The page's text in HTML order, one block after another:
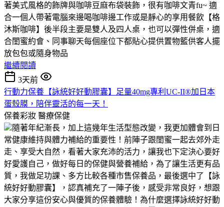
著美式風格的飾牌與咖啡豆麻布袋裝飾，很有咖啡文青fu~ 適
合一個人帶著電腦來邊喝咖啡邊工作或是靜心的享用餐飲【格
沐斯咖啡】後半段主要是雙人及四人桌，也可以彈性併桌，適
合閨蜜約會、同事聊天每個座位下都貼心提供置物籃供客人擺
放包包或隨身物品
繼續閱讀
3天前
行動力保養【詠統好好動膠囊】足量40mg專利UC-II®加日本
蛋殼膜，陪伴靈活的每一天！
保養彩妝 醫療保健
隨著年紀漸長，加上這幾年生活型態改變，我更加體會到日
常健康維持與體力補給的重要性！前陣子跟閨蜜一起去郊外走
走、享受大自然，看著大家充沛的活力，讓我也下定決心要好
好愛護自己，做好每日的保健與營養補給，為了讓生活更有品
質，我做足功課、多方比較各種市售保養品，最後選中了【詠
統好好動膠囊】，認真補充了一陣子後，感受非常良好，想跟
大家分享這份安心與優質的保養體驗！為什麼選擇詠統好好動